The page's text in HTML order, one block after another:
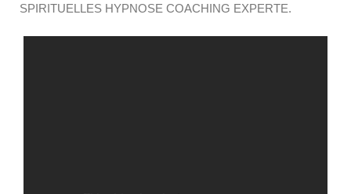
SPIRITUELLES HYPNOSE COACHING EXPERTE.